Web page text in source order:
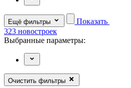
Ещё фильтры
Показать
323 новостроек
Выбранные параметры:
Очистить фильтры